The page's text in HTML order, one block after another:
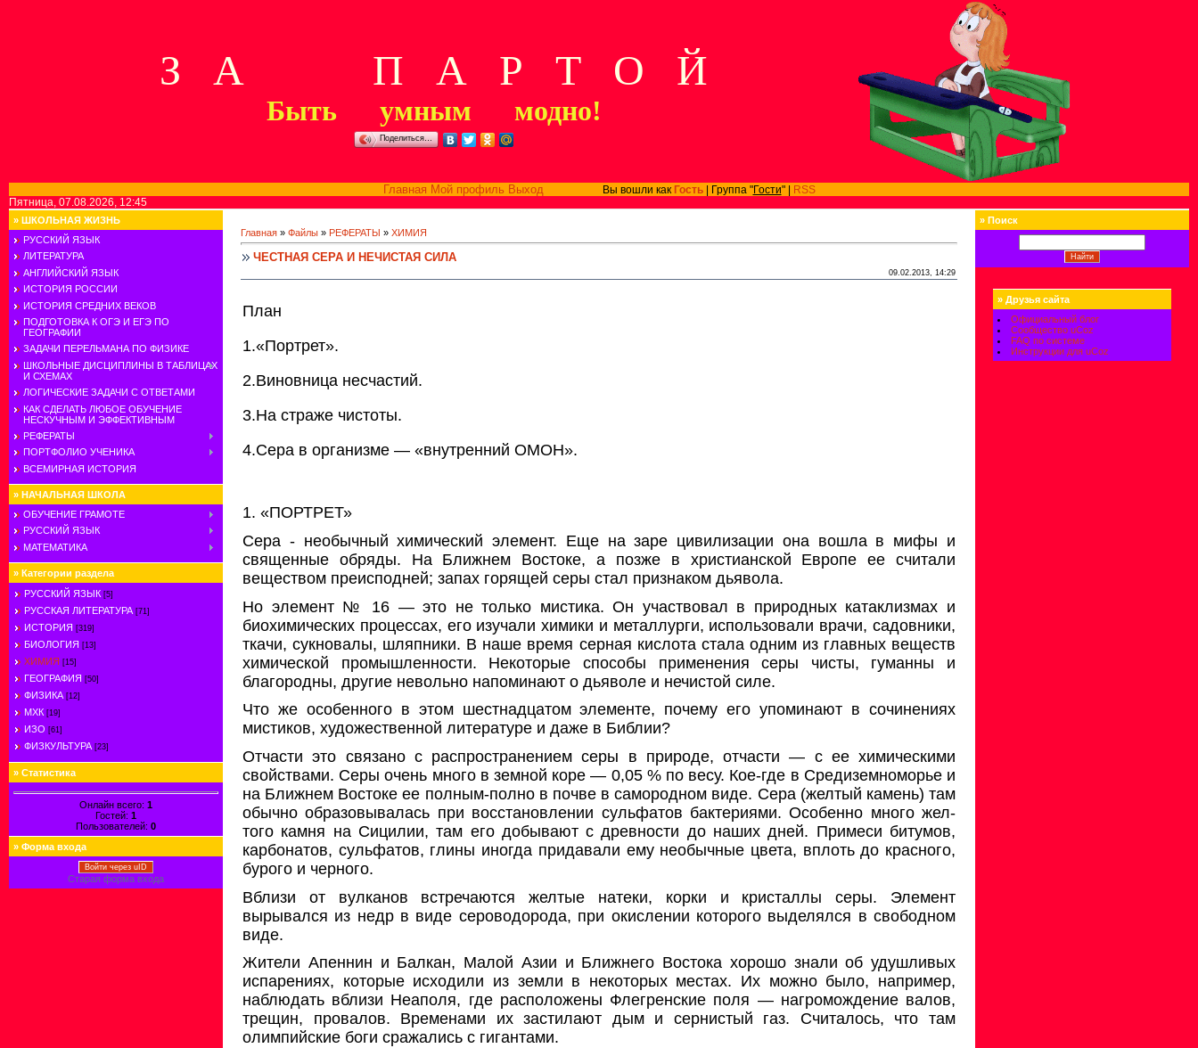
З А П А Р Т О Й
Быть умным модно!
Поделиться…
Главная Мой профиль ВыходВы вошли как Гость| Группа "Гости" |
RSS
Пятница, 07.08.2026, 12:45
» ШКОЛЬНАЯ ЖИЗНЬ
РУССКИЙ ЯЗЫК
ЛИТЕРАТУРА
АНГЛИЙСКИЙ ЯЗЫК
ИСТОРИЯ РОССИИ
ИСТОРИЯ СРЕДНИХ ВЕКОВ
ПОДГОТОВКА К ОГЭ И ЕГЭ ПО
ГЕОГРАФИИ
ЗАДАЧИ ПЕРЕЛЬМАНА ПО ФИЗИКЕ
ШКОЛЬНЫЕ ДИСЦИПЛИНЫ В ТАБЛИЦАХ
И СХЕМАХ
ЛОГИЧЕСКИЕ ЗАДАЧИ С ОТВЕТАМИ
КАК СДЕЛАТЬ ЛЮБОЕ ОБУЧЕНИЕ
НЕСКУЧНЫМ И ЭФФЕКТИВНЫМ
РЕФЕРАТЫ
ПОРТФОЛИО УЧЕНИКА
ВСЕМИРНАЯ ИСТОРИЯ
» НАЧАЛЬНАЯ ШКОЛА
ОБУЧЕНИЕ ГРАМОТЕ
РУССКИЙ ЯЗЫК
МАТЕМАТИКА
» Категории раздела
РУССКИЙ ЯЗЫК [5]
РУССКАЯ ЛИТЕРАТУРА [71]
ИСТОРИЯ [319]
БИОЛОГИЯ [13]
ХИМИЯ [15]
ГЕОГРАФИЯ [50]
ФИЗИКА [12]
МХК [19]
ИЗО [61]
ФИЗКУЛЬТУРА [23]
» Статистика
Онлайн всего: 1
Гостей: 1
Пользователей: 0
» Форма входа
Войти через uID
Старая форма входа
Главная » Файлы » РЕФЕРАТЫ » ХИМИЯ
ЧЕСТНАЯ СЕРА И НЕЧИСТАЯ СИЛА
09.02.2013, 14:29
План
1.«Портрет».
2.Виновница несчастий.
3.На страже чистоты.
4.Сера в организме — «внутренний ОМОН».
1. «ПОРТРЕТ»
Сера - необычный химический элемент. Еще на заре цивилизации она вошла в мифы и
священные обряды. На Ближнем Востоке, а позже в христианской Европе ее счита­ли
веществом преисподней; запах горящей серы стал при­знаком дьявола.
Но элемент № 16 — это не только мистика. Он участво­вал в природных катаклизмах и
биохимических процессах, его изучали химики и металлурги, использовали врачи, садов­ники,
ткачи, сукновалы, шляпники. В наше время серная кис­лота стала одним из главных веществ
химической промыш­ленности. Некоторые способы применения серы чисты, гу­манны и
благородны, другие невольно напоминают о дьяволе и нечистой силе.
Что же особенного в этом шестнадцатом элементе, поче­му его упоминают в сочинениях
мистиков, художественной литературе и даже в Библии?
Отчасти это связано с распространением серы в природе, отчасти — с ее химическими
свойствами. Серы очень много в земной коре — 0,05 % по весу. Кое-где в Средиземноморьеи
на Ближнем Востоке ее полным-полно в почве в самородном виде. Сера (желтый камень) там
обычно образовывалась при восстановлении сульфатов бактериями. Особенно много жел­
того камня на Сицилии, там его добывают с древности до на­ших дней. Примеси битумов,
карбонатов, сульфатов, глины иногда придавали ему необычные цвета, вплоть до красного,
бурого и черного.
Вблизи от вулканов встречаются желтые натеки, корки и кристаллы серы. Элемент
вырывался из недр в виде серово­дорода, при окислении которого выделялся в свободном
виде.
Жители Апеннин и Балкан, Малой Азии и Ближнего Востока хорошо знали об удушливых
испарениях, которые исходили из земли в некоторых местах. Их можно было, например,
наблю­дать вблизи Неаполя, где расположены Флегренские поля — нагромождение валов,
трещин, провалов. Временами их зас­тилают дым и сернистый газ. Считалось, что там
олимпийские боги сражались с гигантами.
» Поиск
» Друзья сайта
Официальный блог
Сообщество uCoz
FAQ по системе
Инструкции для uCoz